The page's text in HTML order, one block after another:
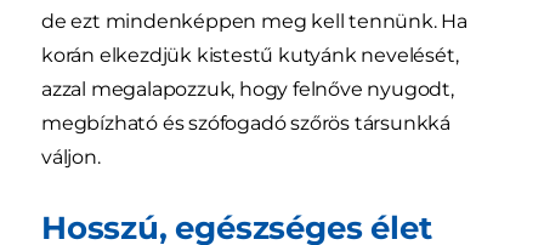
de ezt mindenképpen meg kell tennünk. Ha
korán elkezdjük kistestű kutyánk nevelését,
azzal megalapozzuk, hogy felnőve nyugodt,
megbízható és szófogadó szőrös társunkká
váljon.
Hosszú, egészséges élet